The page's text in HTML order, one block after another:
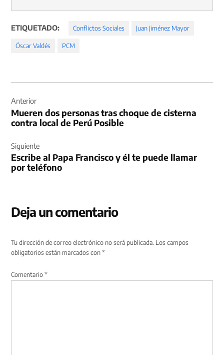
ETIQUETADO: Conflictos Sociales Juan Jiménez Mayor
Óscar Valdés PCM
de
entradas
Anterior
Mueren dos personas tras choque de cisterna
contra local de Perú Posible
Siguiente
Escribe al Papa Francisco y él te puede llamar
por teléfono
Deja un comentario
Tu dirección de correo electrónico no será publicada. Los campos
obligatorios están marcados con*
Comentario*